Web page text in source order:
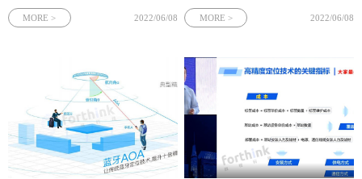
法》，强化人员安全保障更是重中之
下的人员管理安全盲区，还通过与其他
应用系统的集成，构建完善的安全风险
分级管控和隐患排查双重预防机制。
MORE > 2022/06/08
定，同时还严重制约了化工行业的整体
法实现化工厂区人员实时精准定位，与
园区现有的视频系统、门禁系统、广播
系统等进行对接，方便管理者对作业现
场实现远程可视化监管，保障企业生产
MORE > 2022/06/08